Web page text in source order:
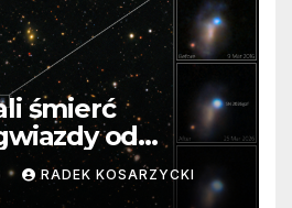
śmierć
od
Niezwykle
RADEK KOSARZYCKI